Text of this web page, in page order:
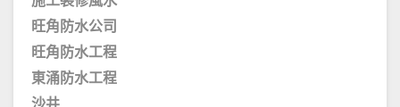
旺角防水公司
旺角防水工程
東涌防水工程